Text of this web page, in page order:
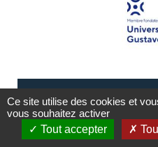
Mentions légales
Ce site utilise des cookies et
vous souhaitez activer
Tout accepter